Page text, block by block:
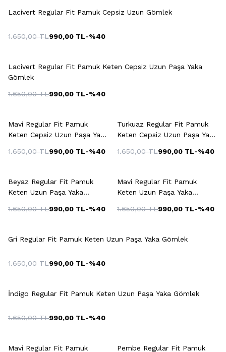
Lacivert Regular Fit Pamuk Cepsiz Uzun Gömlek
1.650,00TL990,00 TL-%40
Lacivert Regular Fit Pamuk Keten Cepsiz Uzun Paşa Yaka
Gömlek
1.650,00TL990,00 TL-%40
Mavi Regular Fit Pamuk
Keten Cepsiz Uzun Paşa Yaka
1.650,00TL990,00 TL-%40
Turkuaz Regular Fit Pamuk
Keten Cepsiz Uzun Paşa Yaka
1.650,00TL990,00 TL-%40
Beyaz Regular Fit Pamuk
Keten Uzun Paşa Yaka
1.650,00TL990,00 TL-%40
Mavi Regular Fit Pamuk
Keten Uzun Paşa Yaka
1.650,00TL990,00 TL-%40
Gri Regular Fit Pamuk Keten Uzun Paşa Yaka Gömlek
1.650,00TL990,00 TL-%40
İndigo Regular Fit Pamuk Keten Uzun Paşa Yaka Gömlek
1.650,00TL990,00 TL-%40
Mavi Regular Fit Pamuk Pembe Regular Fit Pamuk